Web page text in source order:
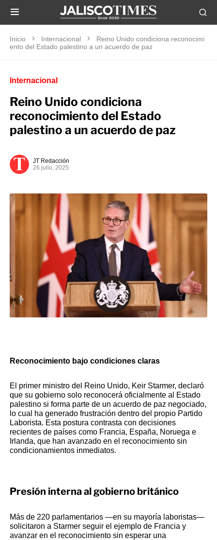
Inicio Internacional
Reino Unido condiciona reconocimi
ento del Estado palestino a un acuerdo de paz
Internacional
Reino Unido condiciona
reconocimiento del Estado
palestino a un acuerdo de paz
JT Redacción
26 julio, 2025
Reconocimiento bajo condiciones claras
El primer ministro del Reino Unido, Keir Starmer, declaró
que su gobierno solo reconocerá oficialmente al Estado
palestino si forma parte de un acuerdo de paz negociado,
lo cual ha generado frustración dentro del propio Partido
Laborista. Esta postura contrasta con decisiones
recientes de países como Francia, España, Noruega e
Irlanda, que han avanzado en el reconocimiento sin
condicionamientos inmediatos.
Presión interna al gobierno británico
Más de 220 parlamentarios —en su mayoría laboristas—
solicitaron a Starmer seguir el ejemplo de Francia y
avanzar en el reconocimiento sin esperar una